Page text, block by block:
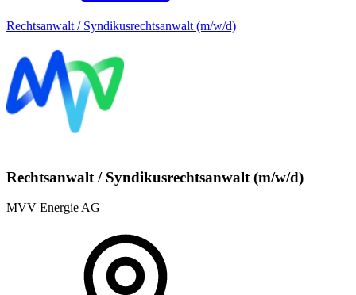
Rechtsanwalt / Syndikusrechtsanwalt (m/w/d)
Rechtsanwalt / Syndikusrechtsanwalt (m/w/d)
MVV Energie AG